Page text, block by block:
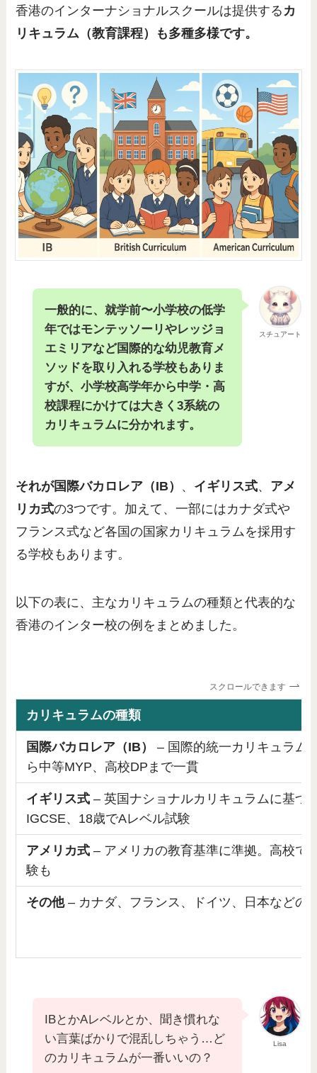
香港のインターナショナルスクールは提供する カ
リキュラム（教育課程）も多種多様です。
スチュアート
一般的に、就学前〜小学校の低学
年ではモンテッソーリやレッジョ
エミリアなど国際的な幼児教育メ
ソッドを取り入れる学校もありま
すが、小学校高学年から中学・高
校課程にかけては大きく3系統の
カリキュラムに分かれます。
それが国際バカロレア（IB） 、 イギリス式、 アメ
リカ式の3つです。加えて、一部にはカナダ式や
フランス式など各国の国家カリキュラムを採用す
る学校もあります。
以下の表に、主なカリキュラムの種類と代表的な
香港のインター校の例をまとめました。
スクロールできます
カリキュラムの種類
国際バカロレア（IB）
– 国際的統一カリキュラム
ら中等MYP、高校DPまで一貫
イギリス式– 英国ナショナルカリキュラムに基づ
IGCSE、18歳でAレベル試験
アメリカ式– アメリカの教育基準に準拠。高校で
験も
その他– カナダ、フランス、ドイツ、日本などの
Lisa
IBとかAレベルとか、聞き慣れな
い言葉ばかりで混乱しちゃう…ど
のカリキュラムが一番いいの？